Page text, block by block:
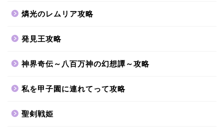
燐光のレムリア攻略
発見王攻略
神界奇伝～八百万神の幻想譚～攻略
私を甲子園に連れてって攻略
聖剣戦姫